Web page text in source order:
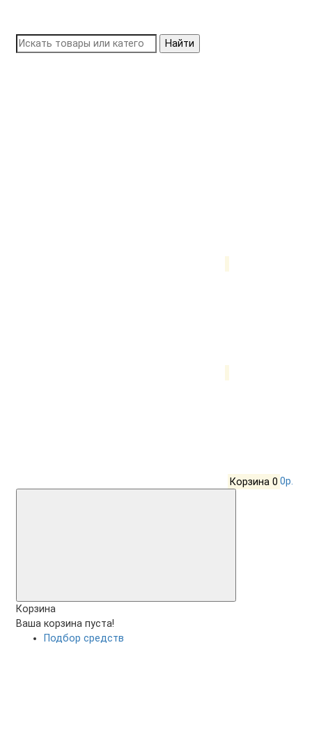
Найти
Корзина 0 0р.
Корзина
Ваша корзина пуста!
Подбор средств